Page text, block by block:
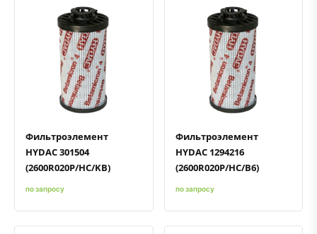
Быстрый просмотрДобавить к сравнению
Фильтроэлемент
HYDAC 301504
(2600R020P/HC/KB)
по запросу
Быстрый просмотрДобавить к сравнению
Фильтроэлемент
HYDAC 1294216
(2600R020P/HC/B6)
по запросу